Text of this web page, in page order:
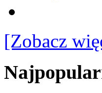
[Zobacz